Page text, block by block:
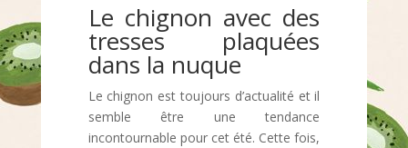
Le chignon avec des
tresses plaquées
dans la nuque
Le chignon est toujours d’actualité et il
semble être une tendance
incontournable pour cet été. Cette fois,